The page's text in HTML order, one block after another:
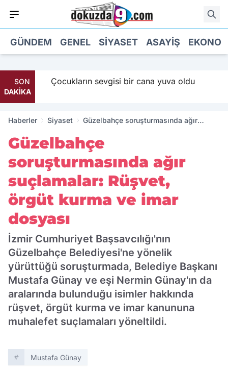
GÜNDEM GENEL SIYASET ASAYIŞ
SON
DAKİKA
Çocukların sevgisi bir cana yuva oldu
Haberler Siyaset
Güzelbahçe soruşturmasında ağır
dosyası
Güzelbahçe
soruşturmasında ağır
suçlamalar: Rüşvet,
örgüt kurma ve imar
dosyası
İzmir Cumhuriyet Başsavcılığı'nın
Güzelbahçe Belediyesi'ne yönelik
yürüttüğü soruşturmada, Belediye Başkanı
Mustafa Günay ve eşi Nermin Günay'ın da
aralarında bulunduğu isimler hakkında
rüşvet, örgüt kurma ve imar kanununa
muhalefet suçlamaları yöneltildi.
Mustafa Günay